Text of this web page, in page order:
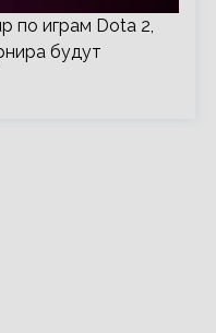
по играм Dota 2,
будут